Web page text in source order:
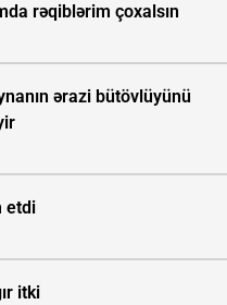
rəqiblərim çoxalsın
ərazi bütövlüyünü
etdi
itki